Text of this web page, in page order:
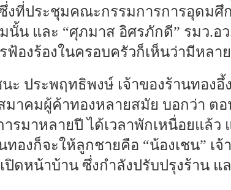
งที่ประชุมคณะกรรมการการอุดมศึ
น และ “ศุภมาส อิศรภักดี” รมว.อ
องร้องในครอบครัวก็เห็นว่ามีหลา
ะ ประพฤทธิพงษ์ เจ้าของร้านทองอึ้
าคมผู้ค้าทองหลายสมัย บอกว่า ต
รมาหลายปี ได้เวลาพักเหนื่อยแล้ว
ทองก็จะให้ลูกชายคือ “น้องเชน” เ
เปิดหน้าบ้าน ซึ่งกำลังปรับปรุงร้าน